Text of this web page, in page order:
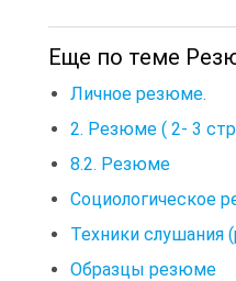
Еще по теме
Личное резюме.
2. Резюме ( 2- 3
8.2. Резюме
Социологическое
Техники слушания
Образцы резюме